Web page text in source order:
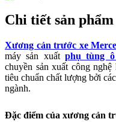
Chi tiết sản phẩm
Xương cản trước xe
máy sản xuấtphụ tùng ô
chuyền sản xuất công
tiêu chuẩn chất lượng bởi
ngành.
Đặc điểm của xương cản